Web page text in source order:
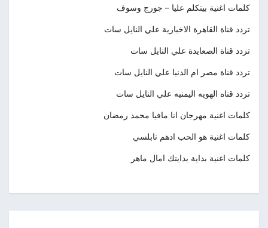
كلمات اغنية بيتكلم عليا – جورج وسوف
تردد قناة القاهرة الاخبارية علي النايل سات
تردد قناة الصعايدة علي النايل سات
تردد قناة مصر ام الدنيا علي النايل سات
تردد قناه الهويه اليمنيه علي النايل سات
كلمات اغنية مهرجان انا مافيا محمد رمضان
كلمات اغنية هو الحب ادهم نابلسي
كلمات اغنية بداية بدايتك امال ماهر